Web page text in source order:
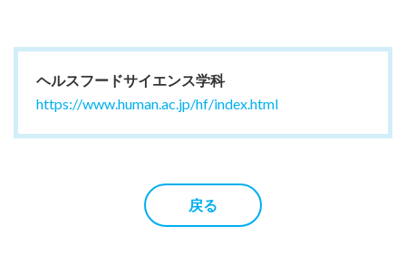
ヘルスフードサイエンス学科
https://www.human.ac.jp/hf/index.html
戻る